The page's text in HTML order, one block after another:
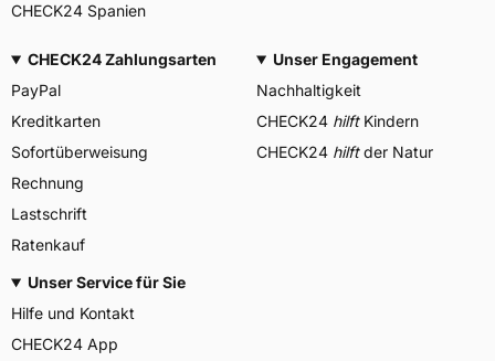
CHECK24 Spanien
CHECK24 Zahlungsarten
PayPal
Kreditkarten
Sofortüberweisung
Rechnung
Lastschrift
Ratenkauf
Unser Engagement
Nachhaltigkeit
CHECK24 hilftKindern
CHECK24 hilftder Natur
Unser Service für Sie
Hilfe und Kontakt
CHECK24 App